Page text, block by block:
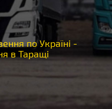
по Україні -
в Таращі